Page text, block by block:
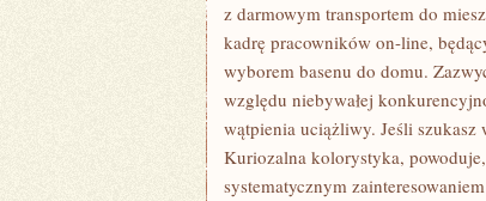
z darmowym transportem do
kadrę pracowników on-line,
wyborem basenu do domu.
względu niebywałej
wątpienia uciążliwy. Jeśli szukasz
Kuriozalna kolorystyka,
systematycznym